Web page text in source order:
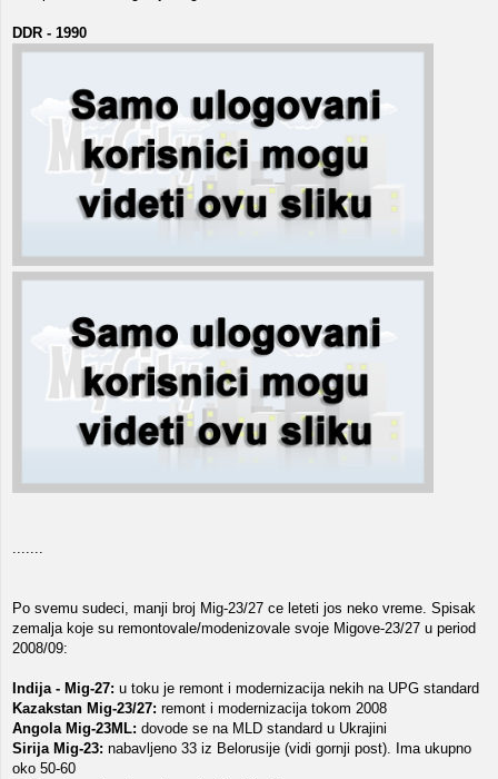
DDR - 1990
.......
Po svemu sudeci, manji broj Mig-23/27 ce leteti jos neko vreme. Spisak
zemalja koje su remontovale/modenizovale svoje Migove-23/27 u period
2008/09:
Indija - Mig-27: u toku je remont i modernizacija nekih na UPG standard
Kazakstan Mig-23/27: remont i modernizacija tokom 2008
Angola Mig-23ML: dovode se na MLD standard u Ukrajini
Sirija Mig-23: nabavljeno 33 iz Belorusije (vidi gornji post). Ima ukupno
oko 50-60